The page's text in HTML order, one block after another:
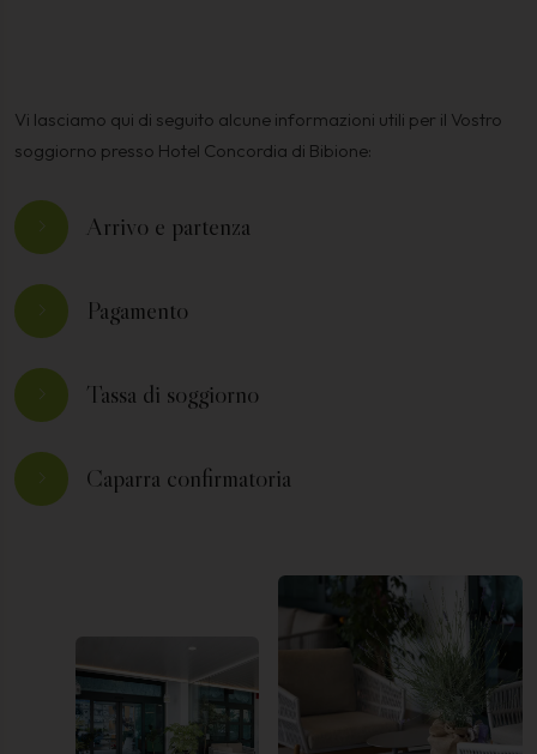
Vi lasciamo qui di seguito alcune informazioni utili per il Vostro
soggiorno presso Hotel Concordia di Bibione:
Arrivo e partenza
Pagamento
Tassa di soggiorno
Caparra confirmatoria